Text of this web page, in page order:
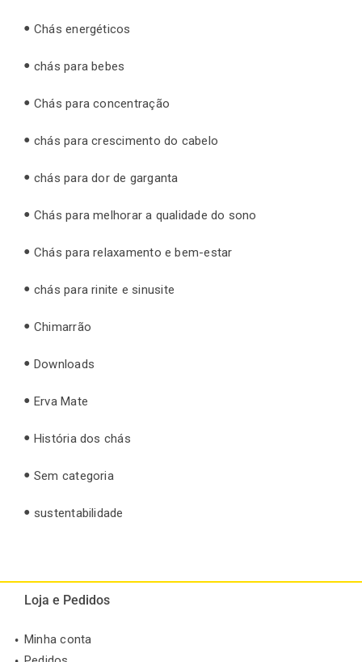
Chás energéticos
chás para bebes
Chás para concentração
chás para crescimento do cabelo
chás para dor de garganta
Chás para melhorar a qualidade do sono
Chás para relaxamento e bem-estar
chás para rinite e sinusite
Chimarrão
Downloads
Erva Mate
História dos chás
Sem categoria
sustentabilidade
Loja e Pedidos
Minha conta